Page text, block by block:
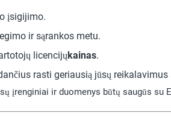
įsigijimo.
ir sąrankos metu.
licencijųkainas.
rasti geriausią jūsų
įrenginiai ir duomenys būtų saugūs su